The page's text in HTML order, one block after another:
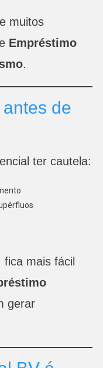
muitos
Empréstimo
.
de
ter cautela:
fica mais fácil
gerar